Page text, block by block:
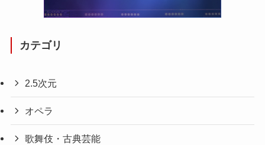
カテゴリ
2.5次元
オペラ
歌舞伎・古典芸能